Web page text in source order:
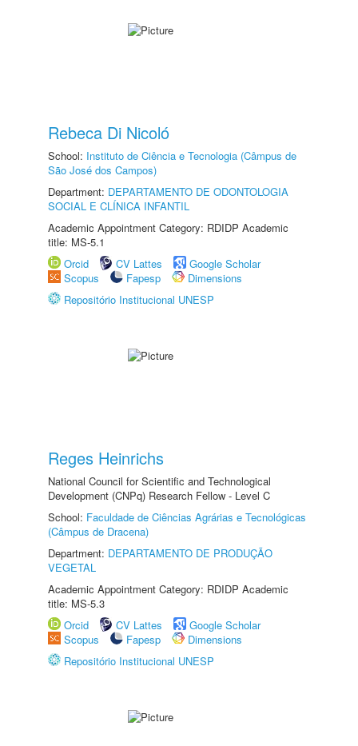
Rebeca Di Nicoló
School: Instituto de Ciência e Tecnologia (Câmpus de
São José dos Campos)
Department: DEPARTAMENTO DE ODONTOLOGIA
SOCIAL E CLÍNICA INFANTIL
Academic Appointment Category: RDIDP Academic
title: MS-5.1
Orcid
CV Lattes
Google Scholar
Scopus
Fapesp
Dimensions
Repositório Institucional UNESP
Reges Heinrichs
National Council for Scientific and Technological
Development (CNPq) Research Fellow - Level C
School: Faculdade de Ciências Agrárias e Tecnológicas
(Câmpus de Dracena)
Department: DEPARTAMENTO DE PRODUÇÃO
VEGETAL
Academic Appointment Category: RDIDP Academic
title: MS-5.3
Orcid
CV Lattes
Google Scholar
Scopus
Fapesp
Dimensions
Repositório Institucional UNESP